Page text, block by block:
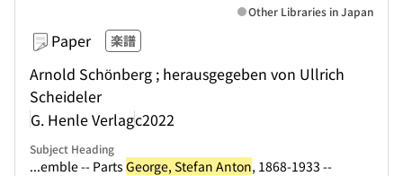
Paper 楽譜
Arnold Schönberg ; herausgegeben von Ullrich
Scheideler
G. Henle Verlagc2022
Other Libraries in Japan
Subject Heading
...emble -- Parts George, Stefan Anton, 1868-1933 --